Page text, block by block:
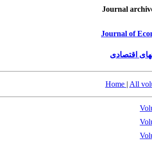
Journal
Journal of
اقتصادی
Home | All